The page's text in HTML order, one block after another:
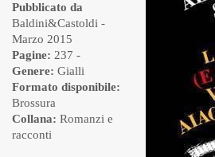
Pubblicato da
Baldini&Castoldi -
Marzo 2015
Pagine: 237 -
Genere: Gialli
Formato disponibile:
Brossura
Collana: Romanzi e
racconti